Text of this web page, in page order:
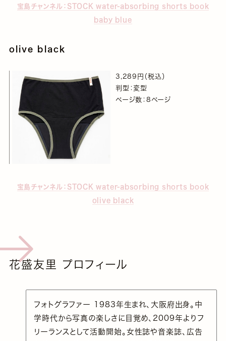
宝島チャンネル：STOCK water-absorbing shorts book
baby blue
olive black
3,289円（税込）
判型：変型
ページ数：8ページ
宝島チャンネル：STOCK water-absorbing shorts book
olive black
花盛友里 プロフィール
フォトグラファー 1983年生まれ、大阪府出身。中
学時代から写真の楽しさに目覚め、2009年よりフ
リーランスとして活動開始。女性誌や音楽誌、広告